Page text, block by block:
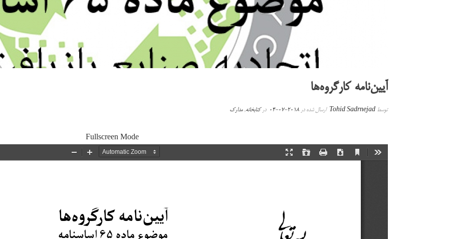
آیین‌نامه کارگروه‌ها
توسط Tohid Sadrnejad ارسال شده در 2018-07-04 درکتابخانه,مدارک
Fullscreen Mode